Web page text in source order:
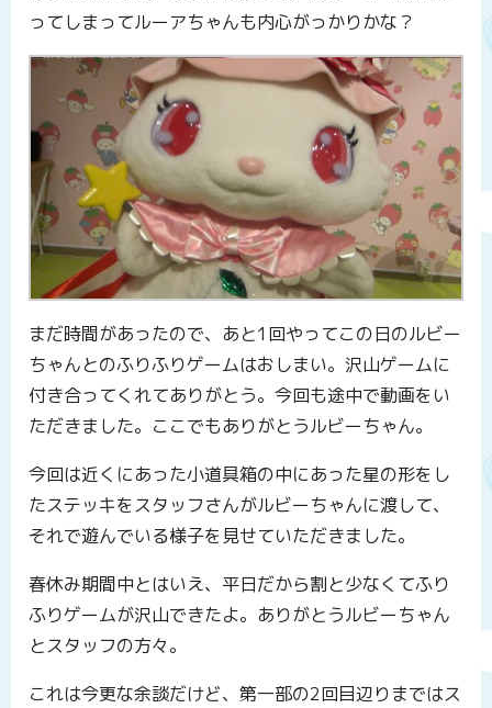
ってしまってルーアちゃんも内心がっかりかな？
まだ時間があったので、あと1回やってこの日のルビー
ちゃんとのふりふりゲームはおしまい。沢山ゲームに
付き合ってくれてありがとう。今回も途中で動画をい
ただきました。ここでもありがとうルビーちゃん。
今回は近くにあった小道具箱の中にあった星の形をし
たステッキをスタッフさんがルビーちゃんに渡して、
それで遊んでいる様子を見せていただきました。
春休み期間中とはいえ、平日だから割と少なくてふり
ふりゲームが沢山できたよ。ありがとうルビーちゃん
とスタッフの方々。
これは今更な余談だけど、第一部の2回目辺りまではス